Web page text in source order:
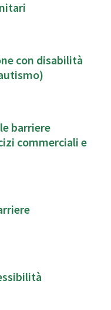
con disabilità
barriere
commerciali e